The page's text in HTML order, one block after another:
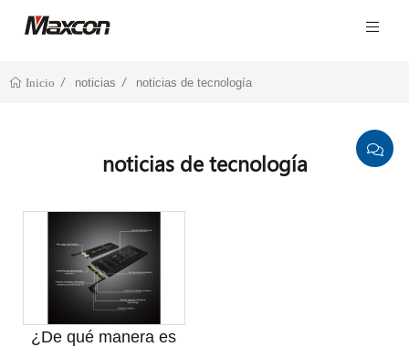
Inicio noticias noticias de tecnología
noticias de tecnología
¿De qué manera es